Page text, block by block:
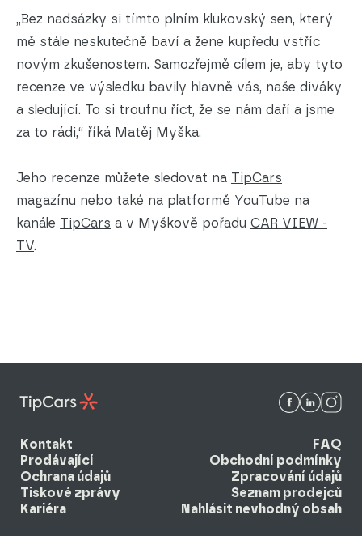
„Bez nadsázky si tímto plním klukovský sen, který
mě stále neskutečně baví a žene kupředu vstříc
novým zkušenostem. Samozřejmě cílem je, aby tyto
recenze ve výsledku bavily hlavně vás, naše diváky
a sledující. To si troufnu říct, že se nám daří a jsme
za to rádi,“ říká Matěj Myška.
Jeho recenze můžete sledovat na TipCars
magazínu nebo také na platformě YouTube na
kanále TipCars a v Myškově pořadu CAR VIEW -
TV.
Kontakt
FAQ
Prodávající
Obchodní podmínky
Ochrana údajů
Zpracování údajů
Tiskové zprávy
Seznam prodejců
Kariéra
Nahlásit nevhodný obsah